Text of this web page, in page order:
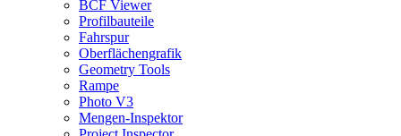
BCF Viewer
Profilbauteile
Fahrspur
Oberflächengrafik
Geometry Tools
Rampe
Photo V3
Mengen-Inspektor